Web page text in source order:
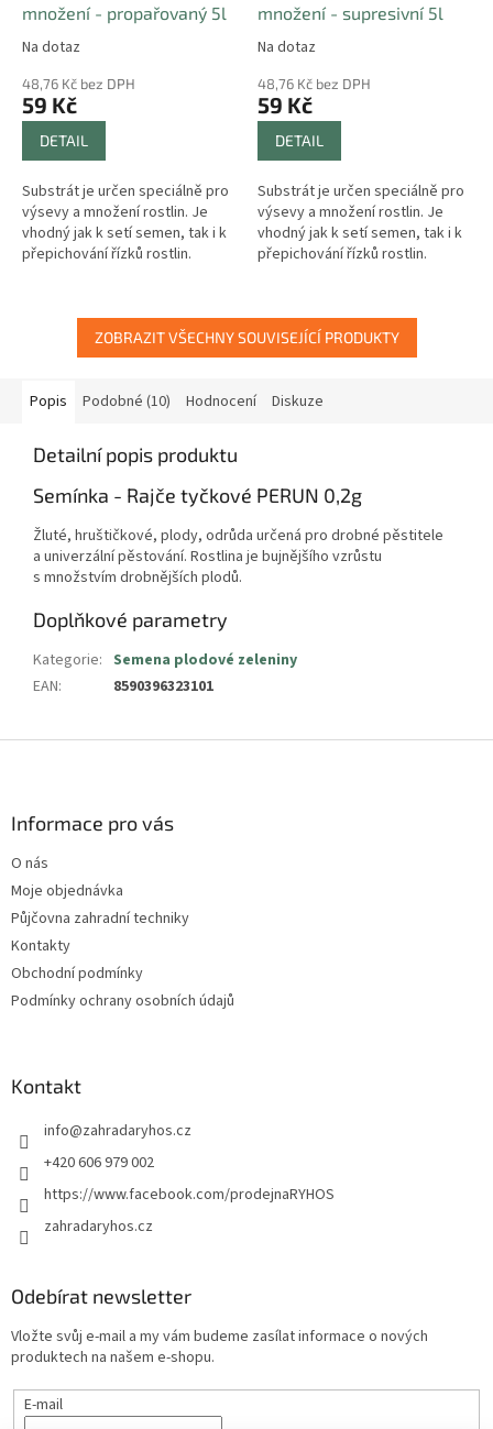
množení - propařovaný 5l
Na dotaz
48,76 Kč bez DPH
59 Kč
DETAIL
Substrát je určen speciálně pro
výsevy a množení rostlin. Je
vhodný jak k setí semen, tak i k
přepichování řízků rostlin.
množení - supresivní 5l
Na dotaz
48,76 Kč bez DPH
59 Kč
DETAIL
Substrát je určen speciálně pro
výsevy a množení rostlin. Je
vhodný jak k setí semen, tak i k
přepichování řízků rostlin.
ZOBRAZIT VŠECHNY SOUVISEJÍCÍ PRODUKTY
Popis Podobné (10) Hodnocení Diskuze
Detailní popis produktu
Semínka - Rajče tyčkové PERUN 0,2g
Žluté, hruštičkové, plody, odrůda určená pro drobné pěstitele
a univerzální pěstování. Rostlina je bujnějšího vzrůstu
s množstvím drobnějších plodů.
Doplňkové parametry
Kategorie: Semena plodové zeleniny
EAN: 8590396323101
Informace pro vás
O nás
Moje objednávka
Půjčovna zahradní techniky
Kontakty
Obchodní podmínky
Podmínky ochrany osobních údajů
Kontakt
info@zahradaryhos.cz
+420 606 979 002
https://www.facebook.com/prodejnaRYHOS
zahradaryhos.cz
Odebírat newsletter
Vložte svůj e-mail a my vám budeme zasílat informace o nových
produktech na našem e-shopu.
E-mail